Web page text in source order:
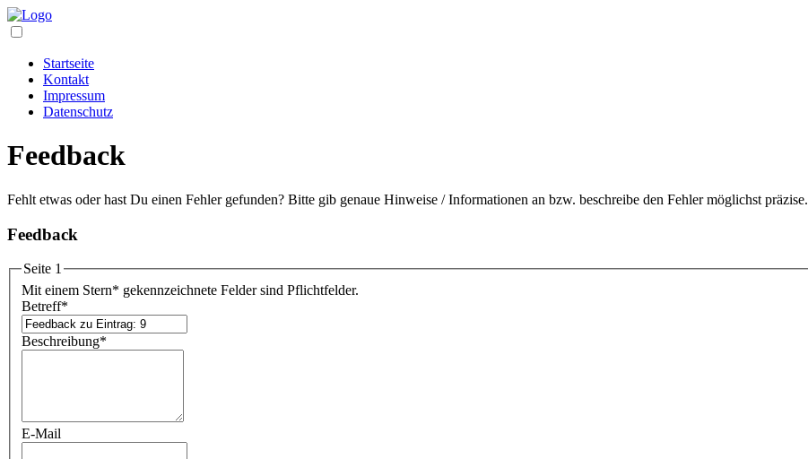
Startseite
Kontakt
Impressum
Datenschutz
Feedback
Fehlt etwas oder hast Du einen Fehler gefunden? Bitte gib genaue Hinweise / Informationen an bzw. beschreibe den Fehler möglichst präzise.
Feedback
Seite 1
Mit einem Stern* gekennzeichnete Felder sind Pflichtfelder.
Betreff*
Beschreibung*
E-Mail